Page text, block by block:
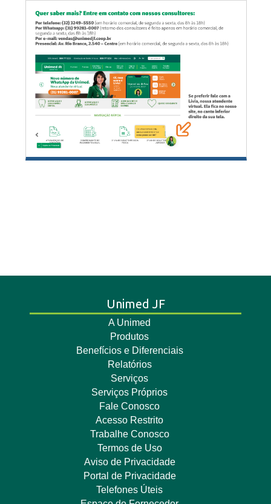
Unimed JF
A Unimed
Produtos
Benefícios e Diferenciais
Relatórios
Serviços
Serviços Próprios
Fale Conosco
Acesso Restrito
Trabalhe Conosco
Termos de Uso
Aviso de Privacidade
Portal de Privacidade
Telefones Úteis